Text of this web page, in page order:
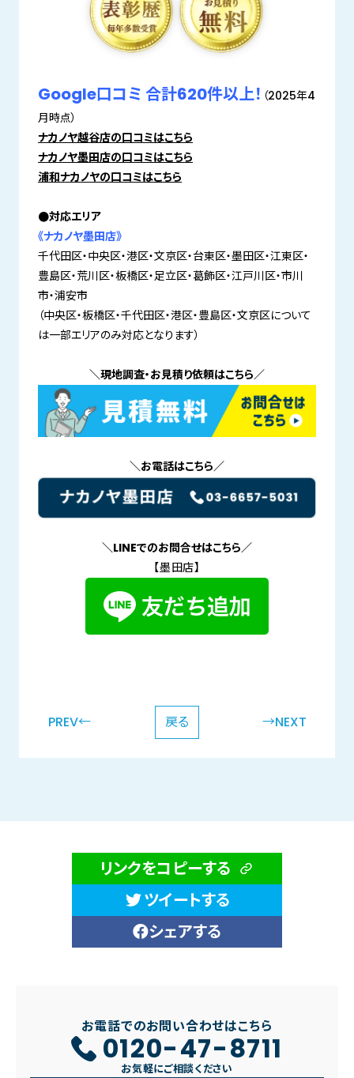
Google口コミ 合計620件以上！ （2025年4
月時点）
ナカノヤ越谷店の口コミはこちら
ナカノヤ墨田店の口コミはこちら
浦和ナカノヤの口コミはこちら
●対応エリア
《ナカノヤ墨田店》
千代田区・中央区・港区・文京区・台東区・墨田区・江東区・
豊島区・荒川区・板橋区・足立区・葛飾区・江戸川区・市川
市・浦安市
（中央区・板橋区・千代田区・港区・豊島区・文京区について
は一部エリアのみ対応となります）
＼現地調査・お見積り依頼はこちら／
＼お電話はこちら／
＼LINEでのお問合せはこちら／
【墨田店】
PREV← 戻る →NEXT
リンクをコピーする
ツイートする
シェアする
お電話でのお問い合わせはこちら
0120-47-8711
お気軽にご相談ください